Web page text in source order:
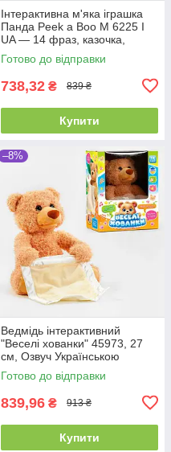
Інтерактивна м'яка іграшка
Панда Peek a Boo M 6225 I
UA — 14 фраз, казочка,
рухається і грає в хованки
Готово до відправки
738,32 ₴ 839 ₴
Купити
–8%
Ведмідь інтерактивний
"Веселі хованки" 45973, 27
см, Озвуч Українською
мовою, говорить, грає в
хованки
Готово до відправки
839,96 ₴ 913 ₴
Купити